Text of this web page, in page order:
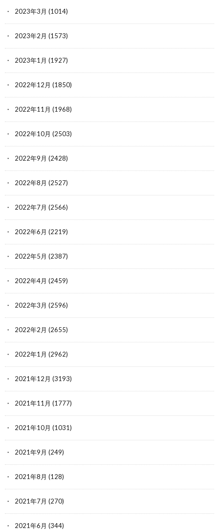
2023年3月 (1014)
2023年2月 (1573)
2023年1月 (1927)
2022年12月 (1850)
2022年11月 (1968)
2022年10月 (2503)
2022年9月 (2428)
2022年8月 (2527)
2022年7月 (2566)
2022年6月 (2219)
2022年5月 (2387)
2022年4月 (2459)
2022年3月 (2596)
2022年2月 (2655)
2022年1月 (2962)
2021年12月 (3193)
2021年11月 (1777)
2021年10月 (1031)
2021年9月 (249)
2021年8月 (128)
2021年7月 (270)
2021年6月 (344)